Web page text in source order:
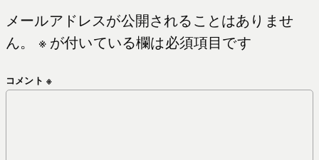
メールアドレスが公開されることはありませ
ん。
※が付いている欄は必須項目です
コメント ※